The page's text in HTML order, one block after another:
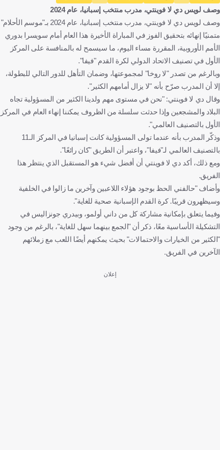
لويس دي لا فوينتي
كرة قدم
وصف لويس دي لا فوينتي، مدرب منتخب إسبانيا، عام 2024
وصف لويس دي لا فوينتي، مدرب منتخب إسبانيا، عام 2024 بـ"موسم الأحلام"
متمنيًا إنهائه بتحقيق الفوز في المباراة الأخيرة هذا العام أمام سويسرا بدوري
الأمم الأوروبية، المقررة مساء اليوم، ما سيسمح له بالمنافسة على المركز
الأول في تصنيف الاتحاد الدولي لكرة القدم "فيفا".
وبالرغم من تصدر "لا روخا" لمجموعتها، وضمان التأهل للدور التالي للبطولة،
إلا أن المدرب صرّح بأنه "لا يزال أمامهم الكثير".
وقال دي لا فوينتي: "نحن في مستوى مهم ولدينا الكثير من المسؤولية تجاه
البلاد والمشجعين وإذا حدثت سلسلة من الظروف يمكننا إنهاء العام في المركز
الأول بالتصنيف العالمي".
وذكّر المدرب بأنه عندما تولى المسؤولية كانت إسبانيا في المركز الـ11
بالتصنيف العالمي لـ"فيفا"، واعتبر أن الطريق "كان رائعًا".
ومع ذلك، أكد دي لا فوينتي أن أفضل شيء هو المستقبل الذي ينتظر هذا
الفريق.
وأضاف "حالفني الحظ بوجود هؤلاء اللاعبين وآخرين ما زالوا في الخلفية
وسيظهرون قريبًا. كرة القدم الإسبانية صحية للغاية".
وفيما يتعلق بإمكانية مشاركة كل من داني أولمو، وبيدري جونزاليس في
التشكيلة الأساسية معًا، ذكر أن "الجمع بينهما سهل للغاية"، بالرغم من وجود
"الكثير من الخيارات والاحتمالات" بحيث يمكنهم أيضًا اللعب مع زملائهم
الآخرين في الفريق.
إعلان